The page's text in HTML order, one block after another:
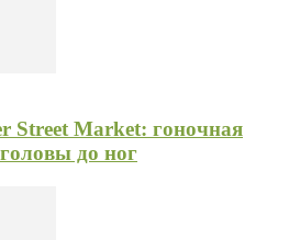
Street Market: гоночная
до ног